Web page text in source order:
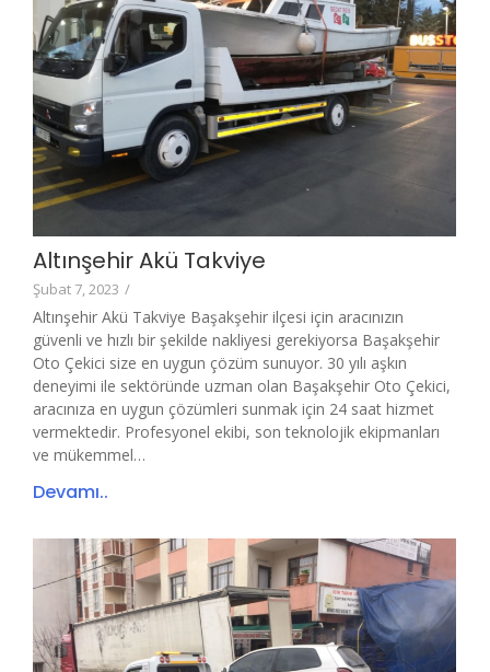
Altınşehir Akü Takviye
Şubat 7, 2023 /
Altınşehir Akü Takviye Başakşehir ilçesi için aracınızın
güvenli ve hızlı bir şekilde nakliyesi gerekiyorsa Başakşehir
Oto Çekici size en uygun çözüm sunuyor. 30 yılı aşkın
deneyimi ile sektöründe uzman olan Başakşehir Oto Çekici,
aracınıza en uygun çözümleri sunmak için 24 saat hizmet
vermektedir. Profesyonel ekibi, son teknolojik ekipmanları
ve mükemmel…
Devamı..